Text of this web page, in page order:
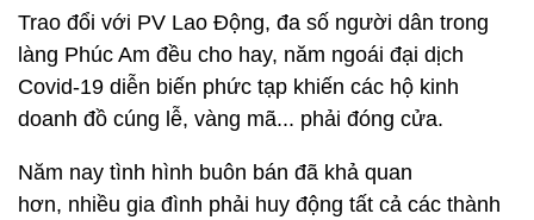
Trao đổi với PV Lao Động, đa số người dân trong
làng Phúc Am đều cho hay, năm ngoái đại dịch
Covid-19 diễn biến phức tạp khiến các hộ kinh
doanh đồ cúng lễ, vàng mã... phải đóng cửa.
Năm nay tình hình buôn bán đã khả quan
hơn, nhiều gia đình phải huy động tất cả các thành